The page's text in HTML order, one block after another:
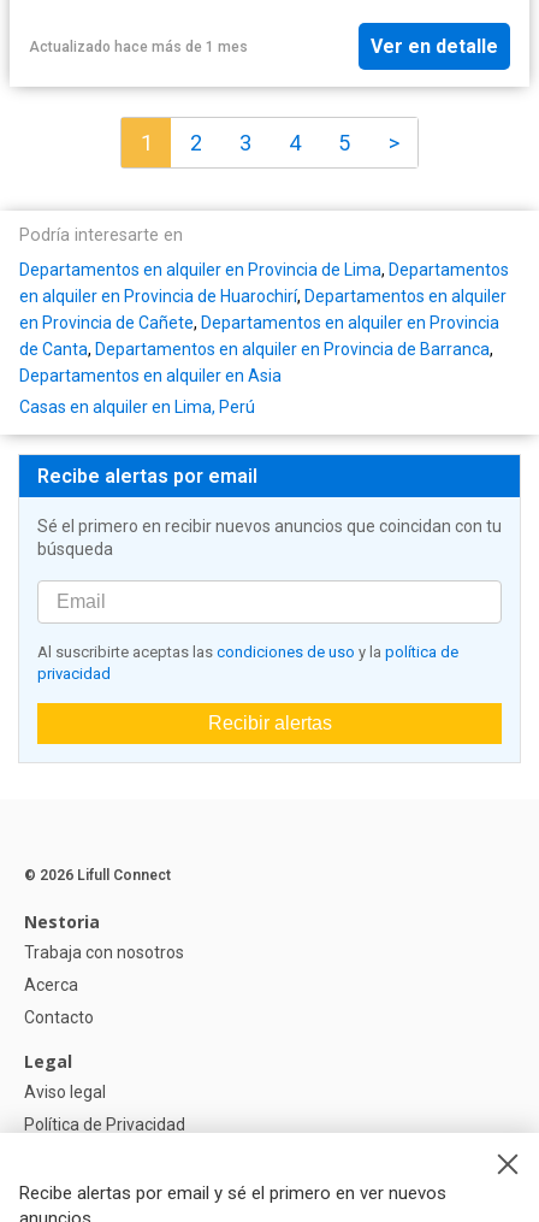
Actualizado hace más de 1 mes Ver en detalle
1 2 3 4 5 >
Podría interesarte en
Departamentos en alquiler en Provincia de Lima, Departamentos
en alquiler en Provincia de Huarochirí, Departamentos en alquiler
en Provincia de Cañete, Departamentos en alquiler en Provincia
de Canta, Departamentos en alquiler en Provincia de Barranca,
Departamentos en alquiler en Asia
Casas en alquiler en Lima, Perú
Recibe alertas por email
Sé el primero en recibir nuevos anuncios que coincidan con tu
búsqueda
Al suscribirte aceptas las condiciones de uso y la política de
privacidad
Recibir alertas
Recibe alertas por email y sé el primero en ver nuevos
© 2026 Lifull Connect
Nestoria
Trabaja con nosotros
Acerca
Contacto
Legal
Aviso legal
Política de Privacidad
Ayuda